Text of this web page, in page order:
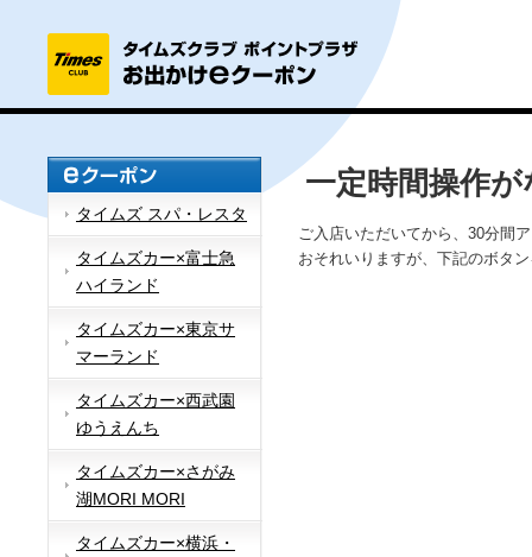
タイムズ スパ・レスタ
タイムズカー×富士急
ハイランド
タイムズカー×東京サ
マーランド
タイムズカー×西武園
ゆうえんち
タイムズカー×さがみ
湖MORI MORI
タイムズカー×横浜・
一定時間操作
ご入店いただいてから、30分間
おそれいりますが、下記のボタ